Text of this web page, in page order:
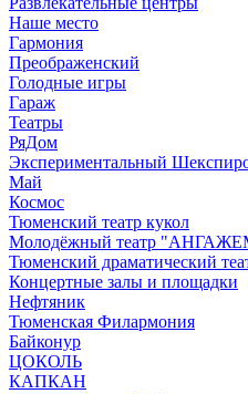
Наше место
Гармония
Преображенский
Голодные игры
Гараж
Театры
РяДом
Экспериментальный
Май
Космос
Тюменский театр кукол
Молодёжный театр
Тюменский драматический
Концертные залы и площадки
Нефтяник
Тюменская Филармония
Байконур
ЦОКОЛЬ
КАПКАН